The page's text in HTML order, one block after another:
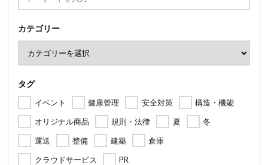
カテゴリー
タグ
イベント 健康管理 安全対策
構造・機能
オリジナル商品
規則・法律 夏
冬
運送
整備 建築
倉庫
クラウドサービス
PR